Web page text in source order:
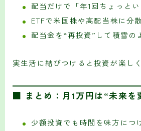
配当だけで「年1回ちょっと
ETFで米国株や高配当株に分
配当金を“再投資”して積雪の
実生活に結びつけると投資が楽し
■ まとめ：月1万円は“未来を
少額投資でも時間を味方につ